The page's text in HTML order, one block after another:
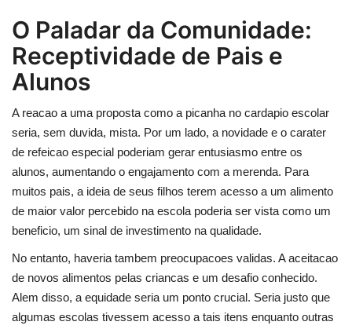
O Paladar da Comunidade:
Receptividade de Pais e
Alunos
A reacao a uma proposta como a picanha no cardapio escolar
seria, sem duvida, mista. Por um lado, a novidade e o carater
de refeicao especial poderiam gerar entusiasmo entre os
alunos, aumentando o engajamento com a merenda. Para
muitos pais, a ideia de seus filhos terem acesso a um alimento
de maior valor percebido na escola poderia ser vista como um
beneficio, um sinal de investimento na qualidade.
No entanto, haveria tambem preocupacoes validas. A aceitacao
de novos alimentos pelas criancas e um desafio conhecido.
Alem disso, a equidade seria um ponto crucial. Seria justo que
algumas escolas tivessem acesso a tais itens enquanto outras